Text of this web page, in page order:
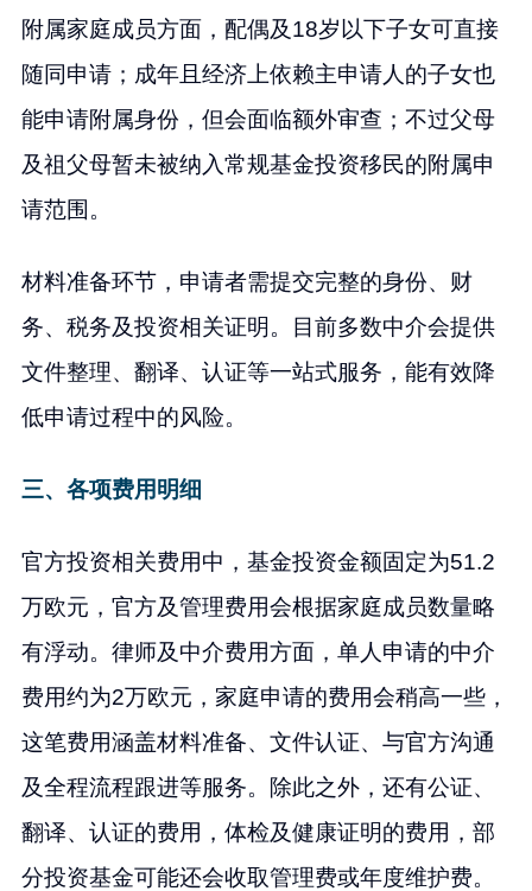
附属家庭成员方面，配偶及18岁以下子女可直接
随同申请；成年且经济上依赖主申请人的子女也
能申请附属身份，但会面临额外审查；不过父母
及祖父母暂未被纳入常规基金投资移民的附属申
请范围。
材料准备环节，申请者需提交完整的身份、财
务、税务及投资相关证明。目前多数中介会提供
文件整理、翻译、认证等一站式服务，能有效降
低申请过程中的风险。
三、各项费用明细
官方投资相关费用中，基金投资金额固定为51.2
万欧元，官方及管理费用会根据家庭成员数量略
有浮动。律师及中介费用方面，单人申请的中介
费用约为2万欧元，家庭申请的费用会稍高一些，
这笔费用涵盖材料准备、文件认证、与官方沟通
及全程流程跟进等服务。除此之外，还有公证、
翻译、认证的费用，体检及健康证明的费用，部
分投资基金可能还会收取管理费或年度维护费。